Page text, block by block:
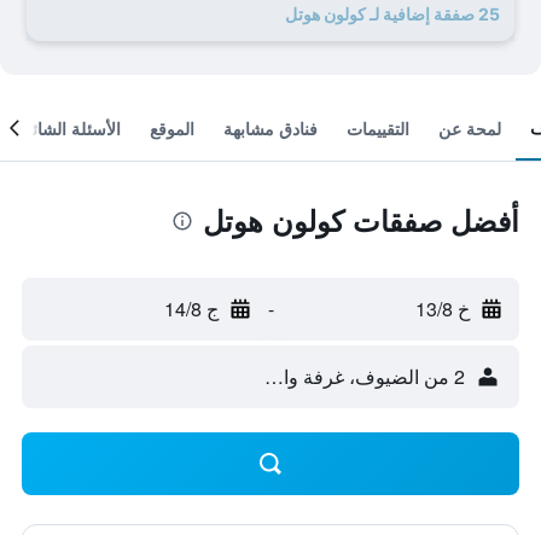
25 صفقة إضافية لـ كولون هوتل
لمحة عن التقييمات فنادق مشابهة الموقع الأسئلة الشائعة
أفضل صفقات كولون هوتل
خ 13/8 - ج 14/8
2 من الضيوف، غرفة واحدة